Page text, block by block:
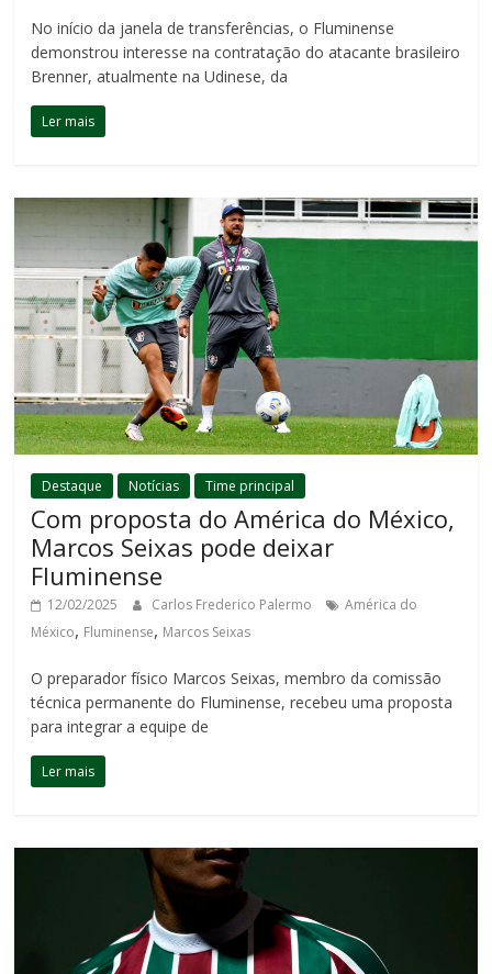
No início da janela de transferências, o Fluminense
demonstrou interesse na contratação do atacante brasileiro
Brenner, atualmente na Udinese, da
Ler mais
Destaque Notícias Time principal
Com proposta do América do México,
Marcos Seixas pode deixar
Fluminense
12/02/2025 Carlos Frederico Palermo
América do
México, Fluminense, Marcos Seixas
O preparador físico Marcos Seixas, membro da comissão
técnica permanente do Fluminense, recebeu uma proposta
para integrar a equipe de
Ler mais